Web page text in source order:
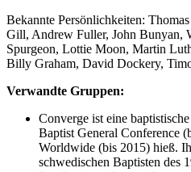
Bekannte Persönlichkeiten:
Gill, Andrew Fuller, John Bunyan,
Spurgeon, Lottie Moon, Martin
Billy Graham, David Dockery,
Verwandte Gruppen:
Converge ist eine
Baptist General Conference
Worldwide (bis 2015) hieß.
schwedischen Baptisten des